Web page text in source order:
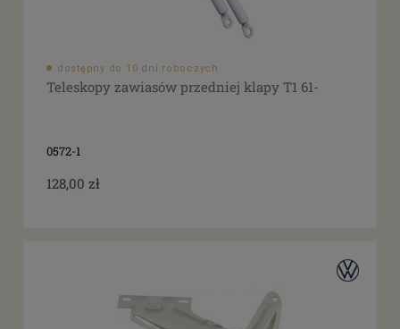
dostępny do 10 dni roboczych
Teleskopy zawiasów przedniej klapy T1 61-
0572-1
128,00 zł